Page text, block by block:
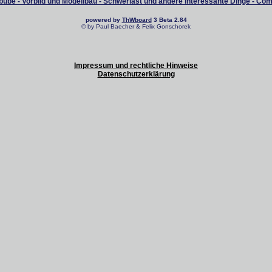
powered by ThWboard3 Beta 2.84
© by Paul Baecher & Felix Gonschorek
Impressum und rechtliche Hinweise
Datenschutzerklärung